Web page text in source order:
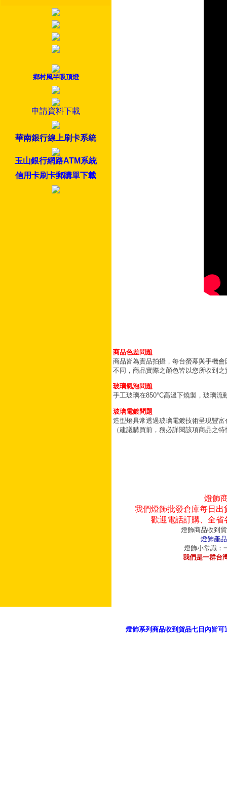
鄉村風半吸頂燈
申請資料下載
華南銀行線上刷卡系統
玉山銀行網路ATM系統
信用卡刷卡郵購單下載
商品色差問題
商品皆為實品拍攝，每台螢幕與手機
不同，商品實際之顏色皆以您所收到之
玻璃氣泡問題
手工玻璃在850°C高溫下燒製，玻璃
玻璃電鍍問題
造型燈具常透過玻璃電鍍技術呈現豐
（建議購買前，務必詳閱該項商品之
燈飾
我們燈飾批發倉庫每日
歡迎電話訂購、全
燈飾商品收到
燈飾產
燈飾小常識：
我們是一群台
燈飾系列商品收到貨品七日內皆